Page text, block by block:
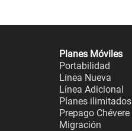
Planes Móviles
Portabilidad
Línea Nueva
Línea Adicional
Planes ilimitados
Prepago Chévere
Migración